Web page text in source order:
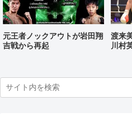
元王者ノックアウトが岩田翔
吉戦から再起
渡来
川村